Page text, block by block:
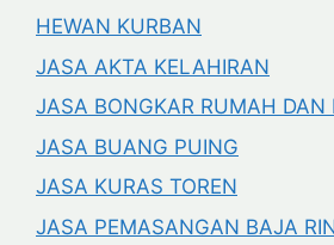
HEWAN KURBAN
JASA AKTA KELAHIRAN
JASA BONGKAR RUMAH DAN
JASA BUANG PUING
JASA KURAS TOREN
JASA PEMASANGAN BAJA